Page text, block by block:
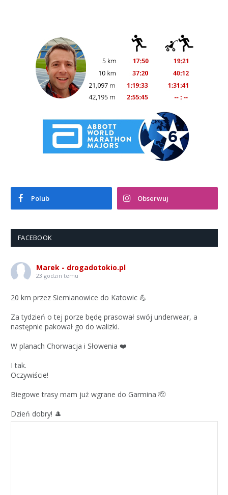
Polub Obserwuj
FACEBOOK
Marek - drogadotokio.pl
23 godzin temu
20 km przez Siemianowice do Katowic 💪
Za tydzień o tej porze będę prasował swój underwear, a
następnie pakował go do walizki.
W planach Chorwacja i Słowenia ❤️
I tak.
Oczywiście!
Biegowe trasy mam już wgrane do Garmina 🫡
Dzień dobry! 🎩